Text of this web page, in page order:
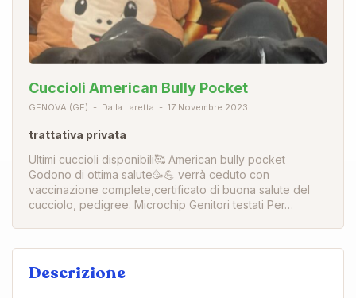
Cuccioli American Bully Pocket
GENOVA (GE) Dalla Laretta 17 Novembre 2023
trattativa privata
Ultimi cuccioli disponibili🥰 American bully pocket
Godono di ottima salute🥳💪 verrà ceduto con
vaccinazione complete,certificato di buona salute del
cucciolo, pedigree. Microchip Genitori testati Per…
Descrizione